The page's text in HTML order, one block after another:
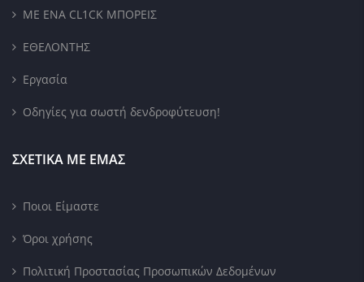
ΜΕ ΕΝΑ CL1CK ΜΠΟΡΕΙΣ
ΕΘΕΛΟΝΤΗΣ
Εργασία
Οδηγίες για σωστή δενδροφύτευση!
ΣΧΕΤΙΚΑ ΜΕ ΕΜΑΣ
Ποιοι Είμαστε
Όροι χρήσης
Πολιτική Προστασίας Προσωπικών Δεδομένων